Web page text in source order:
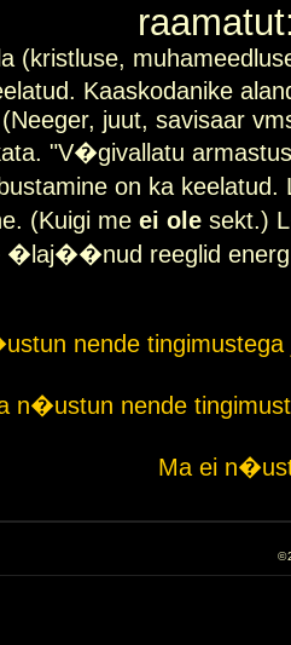
(kristluse,
Kaaskodanike
juut, savisaar
"V�givallatu
on ka keelatud.
(Kuigi me ei ole sekt.)
�laj��nud reeglid
nende
n�ustun nende
Ma ei
©